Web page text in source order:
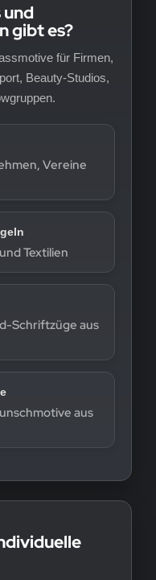
und
gibt es?
für Firmen,
Beauty-Studios,
Vereine
Textilien
Schriftzüge aus
aus